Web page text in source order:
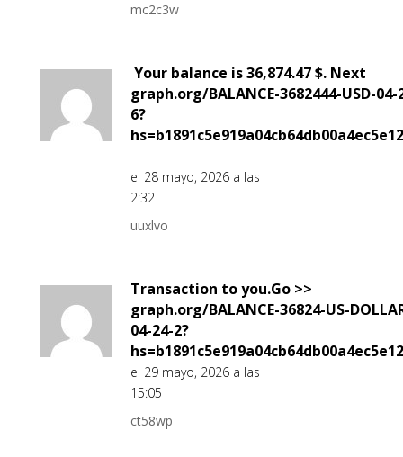
mc2c3w
️ Your balance is 36,874.47 $. Next
graph.org/BALANCE-3682444-USD-04-
6?
el 28 mayo, 2026 a las
2:32
uuxlvo
Transaction to you.Go >>
graph.org/BALANCE-36824-US-
04-24-2?
el 29 mayo, 2026 a las
15:05
ct58wp